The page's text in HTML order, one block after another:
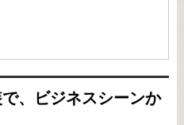
、ビジネスシーンか